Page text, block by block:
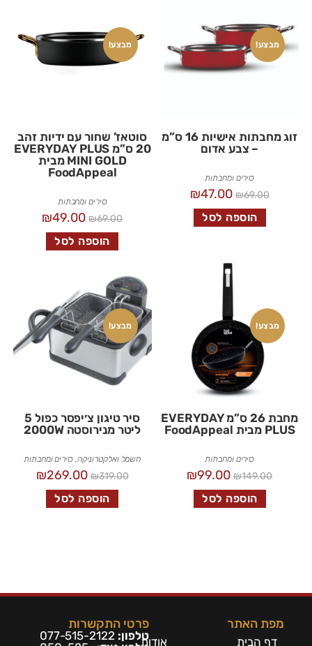
מבצע!
זוג מחבתות אישיות 16 ס”מ
– צבע אדום
סירים ומחבתות
₪69.00
₪47.00
הוספה לסל
מבצע!
סוטאז’ שחור עם ידיות זהב
20 ס”מ EVERYDAY PLUS
MINI GOLD מבית
FoodAppeal
סירים ומחבתות
₪69.00
₪49.00
הוספה לסל
מבצע!
מחבת 26 ס”מ EVERYDAY
PLUS מבית FoodAppeal
סירים ומחבתות
₪149.00
₪99.00
הוספה לסל
מבצע!
סיר טיגון צ׳יפסר כפול 5
ליטר מנירוסטה 2000W
חשמל ואלקטרוניקה,סירים ומחבתות
₪319.00
₪269.00
הוספה לסל
מפת האתר
דף הבית אודות
פרטי התקשרות
טלפון: 077-515-2122